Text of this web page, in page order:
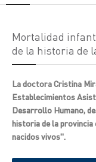
Mortalidad
de la historia de
La doctora Cristina
Establecimientos
Desarrollo Humano,
historia de la provincia
nacidos vivos".